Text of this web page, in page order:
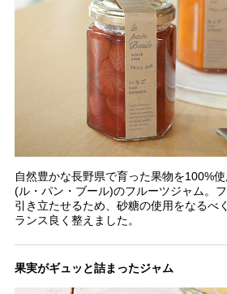
自然豊かな長野県で育った果物を100%
(ル・パン・ブール)のフルーツジャム。
引き立たせるため、砂糖の使用をなるべ
ランス良く整えました。
果実がギュッと詰まったジャム